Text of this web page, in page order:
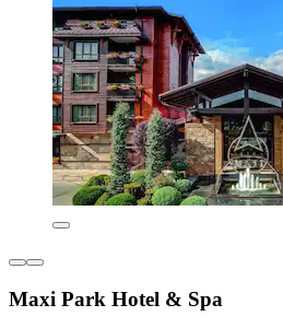
Maxi Park Hotel & Spa